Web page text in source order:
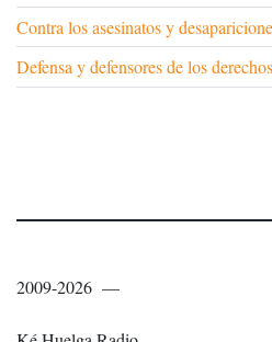
Contra los asesinatos y
Defensa y defensores de los
2009-2026 —